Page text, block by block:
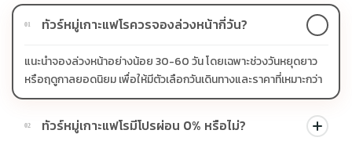
01 ทัวร์หมู่เกาะแฟโรควรจองล่วงหน้ากี่วัน?
แนะนำจองล่วงหน้าอย่างน้อย 30-60 วัน โดยเฉพาะช่วงวันหยุดยาว
หรือฤดูกาลยอดนิยม เพื่อให้มีตัวเลือกวันเดินทางและราคาที่เหมาะกว่า
02 ทัวร์หมู่เกาะแฟโรมีโปรผ่อน 0% หรือไม่?